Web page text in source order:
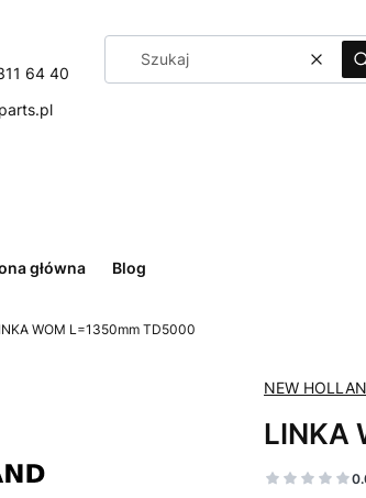
64 40
główna Blog
WOM L=1350mm TD5000
NEW
LINKA